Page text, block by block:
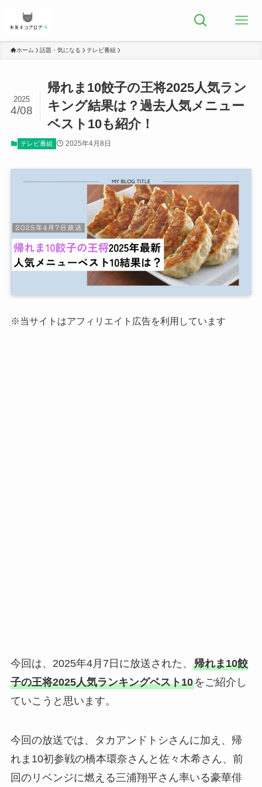
ホーム 話題・気になる テレビ番組
帰れま10餃子の王将2025人気ラン
キング結果は？過去人気メニュー
ベスト10も紹介！
2025
4/08
テレビ番組 2025年4月8日
※当サイトはアフィリエイト広告を利用しています
今回は、2025年4月7日に放送された、 帰れま10餃
子の王将2025人気ランキングベスト10をご紹介し
ていこうと思います。
今回の放送では、タカアンドトシさんに加え、帰
れま10初参戦の橋本環奈さんと佐々木希さん、前
回のリベンジに燃える三浦翔平さん率いる豪華俳